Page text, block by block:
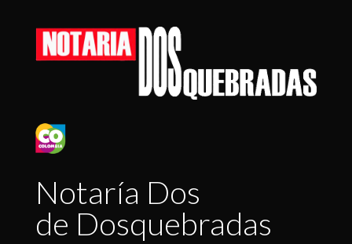
Notaría Dos
de Dosquebradas